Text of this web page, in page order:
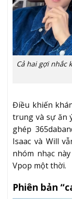
Cả hai gợi nhắc
Điều khiến
trung và sự ăn
ghép
Isaac và Will
nhóm nhạc
Vpop một thời.
Phiên bản